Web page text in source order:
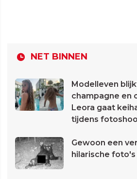
NET BINNEN
Modelleven
champagne en
Leora gaat
tijdens
Gewoon een
hilarische